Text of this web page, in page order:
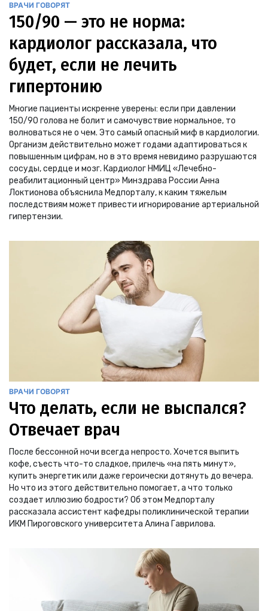
ВРАЧИ ГОВОРЯТ
150/90 — это не норма:
кардиолог рассказала, что
будет, если не лечить
гипертонию
Многие пациенты искренне уверены: если при давлении
150/90 голова не болит и самочувствие нормальное, то
волноваться не о чем. Это самый опасный миф в кардиологии.
Организм действительно может годами адаптироваться к
повышенным цифрам, но в это время невидимо разрушаются
сосуды, сердце и мозг. Кардиолог НМИЦ «Лечебно-
реабилитационный центр» Минздрава России Анна
Локтионова объяснила Медпорталу, к каким тяжелым
последствиям может привести игнорирование артериальной
гипертензии.
ВРАЧИ ГОВОРЯТ
Что делать, если не выспался?
Отвечает врач
После бессонной ночи всегда непросто. Хочется выпить
кофе, съесть что-то сладкое, прилечь «на пять минут»,
купить энергетик или даже героически дотянуть до вечера.
Но что из этого действительно помогает, а что только
создает иллюзию бодрости? Об этом Медпорталу
рассказала ассистент кафедры поликлинической терапии
ИКМ Пироговского университета Алина Гаврилова.